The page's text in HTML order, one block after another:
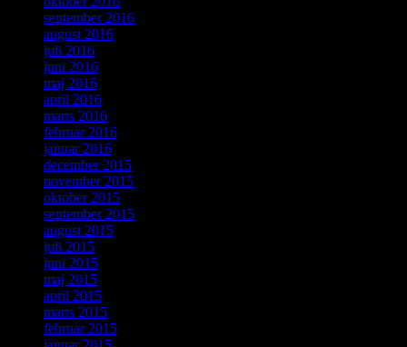
september 2016
august 2016
juli 2016
juni 2016
maj 2016
april 2016
marts 2016
februar 2016
januar 2016
december 2015
november 2015
oktober 2015
september 2015
august 2015
juli 2015
juni 2015
maj 2015
april 2015
marts 2015
februar 2015